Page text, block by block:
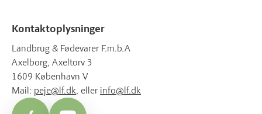
Kontaktoplysninger
Landbrug & Fødevarer F.m.b.A
Axelborg, Axeltorv 3
1609 København V
Mail: peje@lf.dk, eller info@lf.dk